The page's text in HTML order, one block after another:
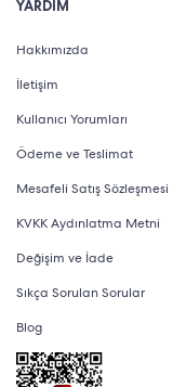
YARDIM
Hakkımızda
İletişim
Kullanıcı Yorumları
Ödeme ve Teslimat
Mesafeli Satış Sözleşmesi
KVKK Aydınlatma Metni
Değişim ve İade
Sıkça Sorulan Sorular
Blog